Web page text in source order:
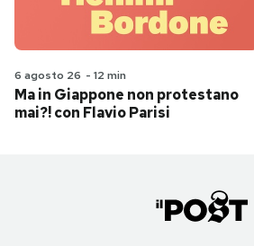
6 agosto 26 - 12 min
Ma in Giappone non protestano
mai?! con Flavio Parisi